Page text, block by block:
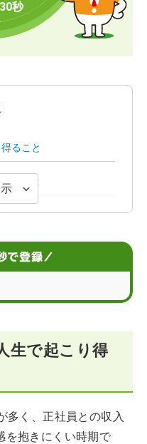
ること
ること
ること
の5つのステップ
を目指す前にやるべき
で登録／
生で起こり得
多く、正社員との収入
を抱きにくい時期で